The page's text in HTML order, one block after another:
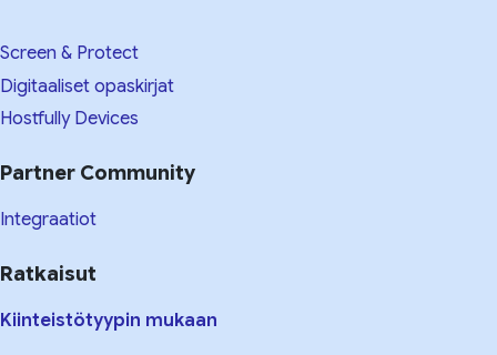
Screen & Protect
Digitaaliset opaskirjat
Hostfully Devices
Partner Community
Integraatiot
Ratkaisut
Kiinteistötyypin mukaan